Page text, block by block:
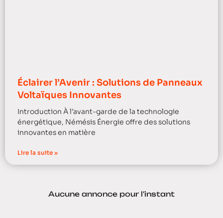
Éclairer l’Avenir : Solutions de Panneaux
Voltaïques Innovantes
Introduction À l’avant-garde de la technologie
énergétique, Némésis Énergie offre des solutions
innovantes en matière
Lire la suite »
Aucune annonce pour l'instant